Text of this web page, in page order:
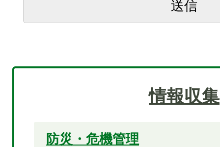
情報収集
防災・危機管理